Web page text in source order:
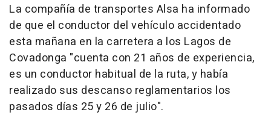
La compañía de transportes Alsa ha informado
de que el conductor del vehículo accidentado
esta mañana en la carretera a los Lagos de
Covadonga "cuenta con 21 años de experiencia,
es un conductor habitual de la ruta, y había
realizado sus descanso reglamentarios los
pasados días 25 y 26 de julio".